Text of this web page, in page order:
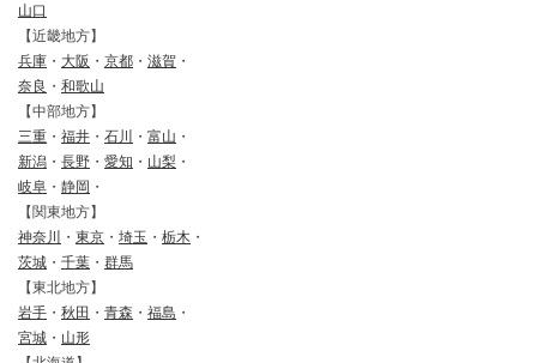
山口
【近畿地方】
兵庫 ・ 大阪 ・ 京都 ・ 滋賀 ・
奈良 ・ 和歌山
【中部地方】
三重 ・ 福井 ・ 石川 ・ 富山 ・
新潟 ・ 長野 ・ 愛知 ・ 山梨 ・
岐阜 ・ 静岡 ・
【関東地方】
神奈川
・ 東京 ・ 埼玉 ・ 栃木 ・
茨城 ・ 千葉 ・ 群馬
【東北地方】
岩手 ・ 秋田 ・ 青森 ・ 福島 ・
宮城 ・ 山形